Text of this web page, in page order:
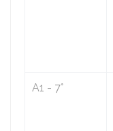
A1 - 7°